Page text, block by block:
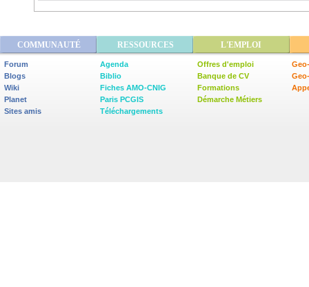
COMMUNAUTÉ RESSOURCES L'EMPLOI
Forum
Blogs
Wiki
Planet
Sites amis
Agenda
Biblio
Fiches AMO-CNIG
Paris PCGIS
Téléchargements
Offres d'emploi
Banque de CV
Formations
Démarche Métiers